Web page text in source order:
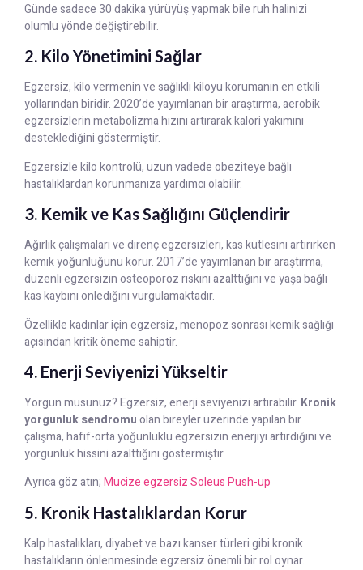
Günde sadece 30 dakika yürüyüş yapmak bile ruh halinizi
olumlu yönde değiştirebilir.
2. Kilo Yönetimini Sağlar
Egzersiz, kilo vermenin ve sağlıklı kiloyu korumanın en etkili
yollarından biridir. 2020’de yayımlanan bir araştırma, aerobik
egzersizlerin metabolizma hızını artırarak kalori yakımını
desteklediğini göstermiştir.
Egzersizle kilo kontrolü, uzun vadede obeziteye bağlı
hastalıklardan korunmanıza yardımcı olabilir.
3. Kemik ve Kas Sağlığını Güçlendirir
Ağırlık çalışmaları ve direnç egzersizleri, kas kütlesini artırırken
kemik yoğunluğunu korur. 2017’de yayımlanan bir araştırma,
düzenli egzersizin osteoporoz riskini azalttığını ve yaşa bağlı
kas kaybını önlediğini vurgulamaktadır.
Özellikle kadınlar için egzersiz, menopoz sonrası kemik sağlığı
açısından kritik öneme sahiptir.
4. Enerji Seviyenizi Yükseltir
Yorgun musunuz? Egzersiz, enerji seviyenizi artırabilir. Kronik
yorgunluk sendromuolan bireyler üzerinde yapılan bir
çalışma, hafif-orta yoğunluklu egzersizin enerjiyi artırdığını ve
yorgunluk hissini azalttığını göstermiştir.
Ayrıca göz atın;Mucize egzersiz Soleus Push-up
5. Kronik Hastalıklardan Korur
Kalp hastalıkları, diyabet ve bazı kanser türleri gibi kronik
hastalıkların önlenmesinde egzersiz önemli bir rol oynar.